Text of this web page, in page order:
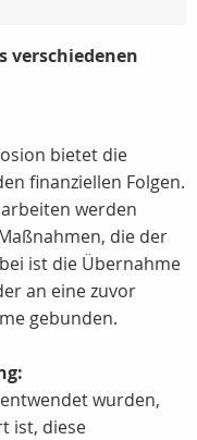
verschiedenen
bietet die
finanziellen Folgen.
werden
die der
ist die Übernahme
an eine zuvor
gebunden.
wurden,
ist, diese